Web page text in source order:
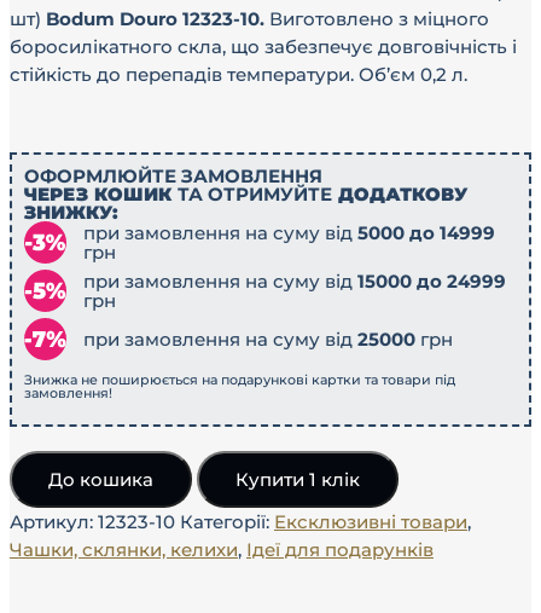
шт) Bodum Douro 12323-10. Виготовлено з міцного
боросилікатного скла, що забезпечує довговічність і
стійкість до перепадів температури. Об’єм 0,2 л.
ОФОРМЛЮЙТЕ ЗАМОВЛЕННЯ
ЧЕРЕЗ КОШИК ТА ОТРИМУЙТЕ ДОДАТКОВУ
ЗНИЖКУ:
при замовлення на суму від 5000 до 14999
грн
при замовлення на суму від 15000 до 24999
грн
при замовлення на суму від 25000грн
Знижка не поширюється на подарункові картки та товари під
замовлення!
До кошика
Купити 1 клік
Артикул: 12323-10 Категорії: Ексклюзивні товари,
Чашки, склянки, келихи, Ідеї ​​для подарунків